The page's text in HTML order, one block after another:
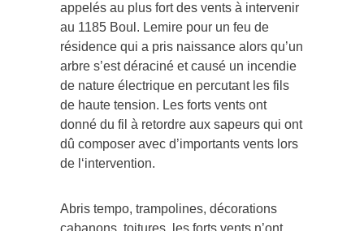
appelés au plus fort des vents à intervenir
au 1185 Boul. Lemire pour un feu de
résidence qui a pris naissance alors qu’un
arbre s’est déraciné et causé un incendie
de nature électrique en percutant les fils
de haute tension. Les forts vents ont
donné du fil à retordre aux sapeurs qui ont
dû composer avec d’importants vents lors
de l‘intervention.
Abris tempo, trampolines, décorations